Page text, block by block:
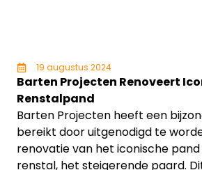
19 augustus 2024
Barten Projecten Renoveert
Renstalpand
Barten Projecten heeft een
bereikt door uitgenodigd te
renovatie van het iconische
renstal, het steigerende paard.